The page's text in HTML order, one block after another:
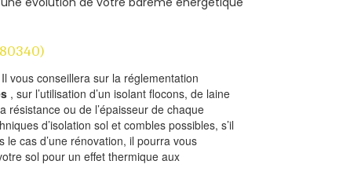
vous conseillera sur la réglementation
, sur l’utilisation d’un isolant flocons, de laine
résistance ou de l’épaisseur de chaque
d’isolation sol et combles possibles, s’il
cas d’une rénovation, il pourra vous
sol pour un effet thermique aux